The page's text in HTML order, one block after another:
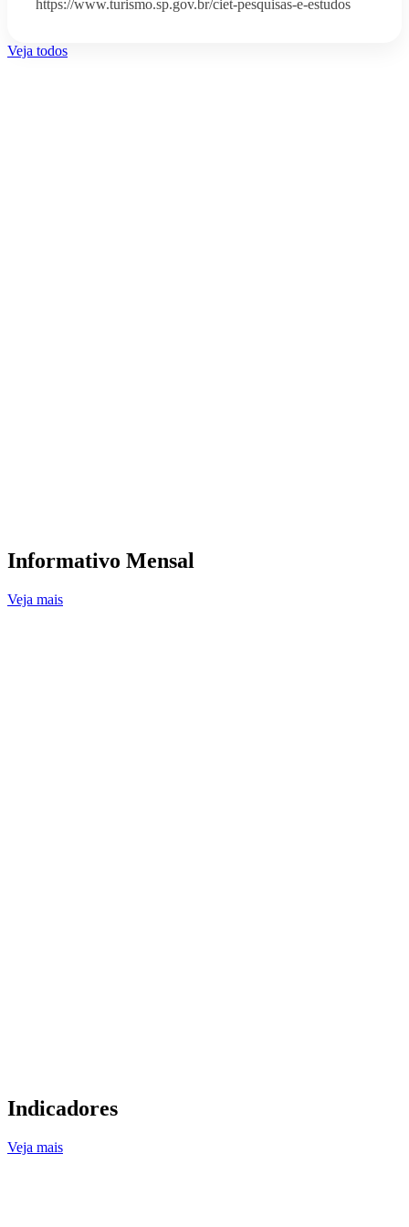
https://www.turismo.sp.gov.br/ciet-pesquisas-e-estudos
Veja todos
Informativo Mensal
Veja mais
Indicadores
Veja mais